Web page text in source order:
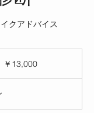
クアドバイス
￥13,000